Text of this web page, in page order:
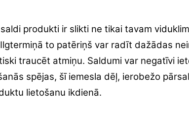
produkti ir slikti ne tikai tavam
to patēriņš var radīt dažādas
traucēt atmiņu. Saldumi var negatīvi
spējas, šī iemesla dēļ, ierobežo
lietošanu ikdienā.